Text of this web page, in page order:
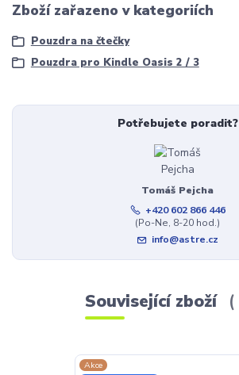
Zboží zařazeno v kategoriích
Pouzdra na čtečky
Pouzdra pro Kindle Oasis 2 / 3
Potřebujete poradit?
Tomáš Pejcha
+420 602 866 446
(Po-Ne, 8-20 hod.)
info@astre.cz
Související zboží
Akce